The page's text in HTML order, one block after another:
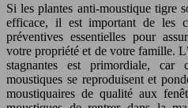
Si les plantes anti-moustique tigre
efficace, il est important de les
préventives essentielles pour
votre propriété et de votre famille.
stagnantes est primordiale, car
moustiques se reproduisent et
moustiquaires de qualité aux